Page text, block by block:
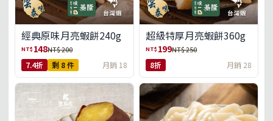
經典原味月亮蝦餅240g
NT$ 148NT$ 200
7.4折 剩 8 件 月銷 18
超級特厚月亮蝦餅360g
NT$ 199NT$ 250
8折 月銷 28